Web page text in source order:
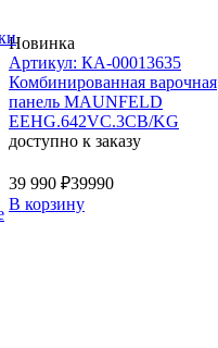
Новинка
Артикул: КА-00013635
Комбинированная варочная
панель MAUNFELD
EEHG.642VC.3CB/KG
доступно к заказу
39 990 ₽39990
В корзину